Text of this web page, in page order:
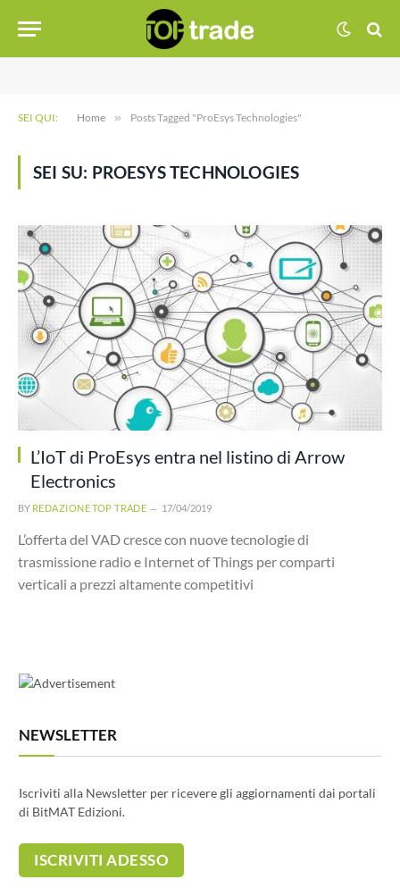
SEI QUI: Home » Posts Tagged "ProEsys Technologies"
SEI SU: PROESYS TECHNOLOGIES
L’IoT di ProEsys entra nel listino di Arrow
Electronics
BY REDAZIONE TOP TRADE 17/04/2019
L’offerta del VAD cresce con nuove tecnologie di
trasmissione radio e Internet of Things per comparti
verticali a prezzi altamente competitivi
NEWSLETTER
Iscriviti alla Newsletter per ricevere gli aggiornamenti dai portali
di BitMAT Edizioni.